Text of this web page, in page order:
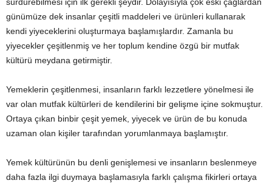
sürdürebilmesi için ilk gerekli şeydir. Dolayısıyla çok eski çağlardan
günümüze dek insanlar çeşitli maddeleri ve ürünleri kullanarak
kendi yiyeceklerini oluşturmaya başlamışlardır. Zamanla bu
yiyecekler çeşitlenmiş ve her toplum kendine özgü bir mutfak
kültürü meydana getirmiştir.
Yemeklerin çeşitlenmesi, insanların farklı lezzetlere yönelmesi ile
var olan mutfak kültürleri de kendilerini bir gelişme içine sokmuştur.
Ortaya çıkan binbir çeşit yemek, yiyecek ve ürün de bu konuda
uzaman olan kişiler tarafından yorumlanmaya başlamıştır.
Yemek kültürünün bu denli genişlemesi ve insanların beslenmeye
daha fazla ilgi duymaya başlamasıyla farklı çalışma fikirleri ortaya